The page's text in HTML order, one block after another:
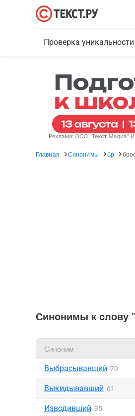
Проверка уникальности
Главная Синонимы бр
Синонимы к слову
Синоним
Выбрасывавший 70
Выкидывавший 61
Изводивший 35